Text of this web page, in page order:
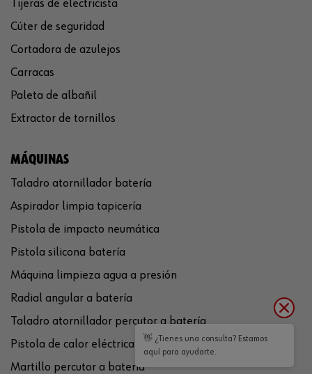
Tijeras de electricista
Cúter de seguridad
Cortadora de azulejos
Carracas
Paleta de albañil
Extractor de tornillos
MÁQUINAS
Taladro atornillador batería
Aspirador limpia tapicería
Pistola de impacto neumática
Pistola silicona batería
Máquina limpieza agua a presión
Radial angular a batería
Taladro atornillador percutor a batería
Pistola de calor eléctrica
Martillo percutor a batería
👋 ¿Tienes una consulta? Estamos
aquí para ayudarte.